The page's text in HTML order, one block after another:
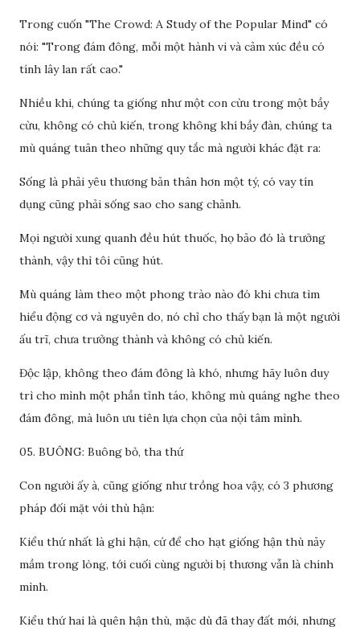
Trong cuốn "The Crowd: A Study of the Popular Mind" có
nói: "Trong đám đông, mỗi một hành vi và cảm xúc đều có
tính lây lan rất cao."
Nhiều khi, chúng ta giống như một con cừu trong một bầy
cừu, không có chủ kiến, trong không khí bầy đàn, chúng ta
mù quáng tuân theo những quy tắc mà người khác đặt ra:
Sống là phải yêu thương bản thân hơn một tý, có vay tín
dụng cũng phải sống sao cho sang chảnh.
Mọi người xung quanh đều hút thuốc, họ bảo đó là trưởng
thành, vậy thì tôi cũng hút.
Mù quáng làm theo một phong trào nào đó khi chưa tìm
hiểu động cơ và nguyên do, nó chỉ cho thấy bạn là một người
ấu trĩ, chưa trưởng thành và không có chủ kiến.
Độc lập, không theo đám đông là khó, nhưng hãy luôn duy
trì cho mình một phần tỉnh táo, không mù quáng nghe theo
đám đông, mà luôn ưu tiên lựa chọn của nội tâm mình.
05. BUÔNG: Buông bỏ, tha thứ
Con người ấy à, cũng giống như trồng hoa vậy, có 3 phương
pháp đối mặt với thù hận:
Kiểu thứ nhất là ghi hận, cứ để cho hạt giống hận thù nảy
mầm trong lòng, tới cuối cùng người bị thương vẫn là chính
mình.
Kiểu thứ hai là quên hận thù, mặc dù đã thay đất mới, nhưng